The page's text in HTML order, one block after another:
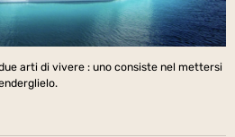
arti di vivere : uno consiste nel mettersi